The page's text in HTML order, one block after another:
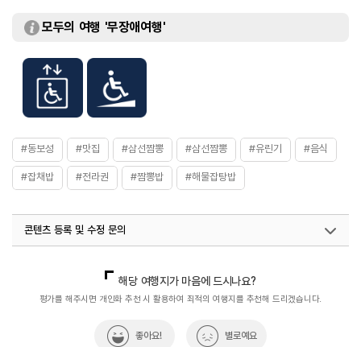
모두의 여행 '무장애여행'
#동보성 #맛집 #삼선짬뽕 #삼선짬뽕 #유린기 #음식
#잡채밥 #전라권 #짬뽕밥 #해물잡탕밥
콘텐츠 등록 및 수정 문의
열린관광콘텐츠팀(열린관광-모두의여행)
033-738-3425
해당 여행지가 마음에 드시나요?
평가를 해주시면 개인화 추천 시 활용하여 최적의 여행지를 추천해 드리겠습니다.
좋아요! 별로예요